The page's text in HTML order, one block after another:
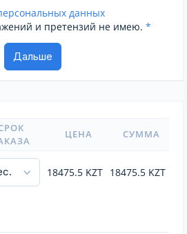
данных
и претензий не имею. *
ЦЕНА СУММА
18475.5 KZT 18475.5 KZT